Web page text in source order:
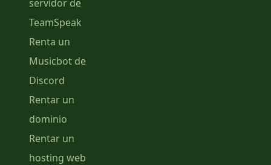
servidor de
TeamSpeak
Renta un
Musicbot de
Discord
Rentar un
dominio
Rentar un
hosting web